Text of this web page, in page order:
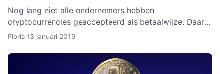
Nog lang niet alle ondernemers hebben
cryptocurrencies geaccepteerd als betaalwijze. Daar
wil MF Chain een verandering in maken. Het bedrijf wil
Floris·13 januari 2019